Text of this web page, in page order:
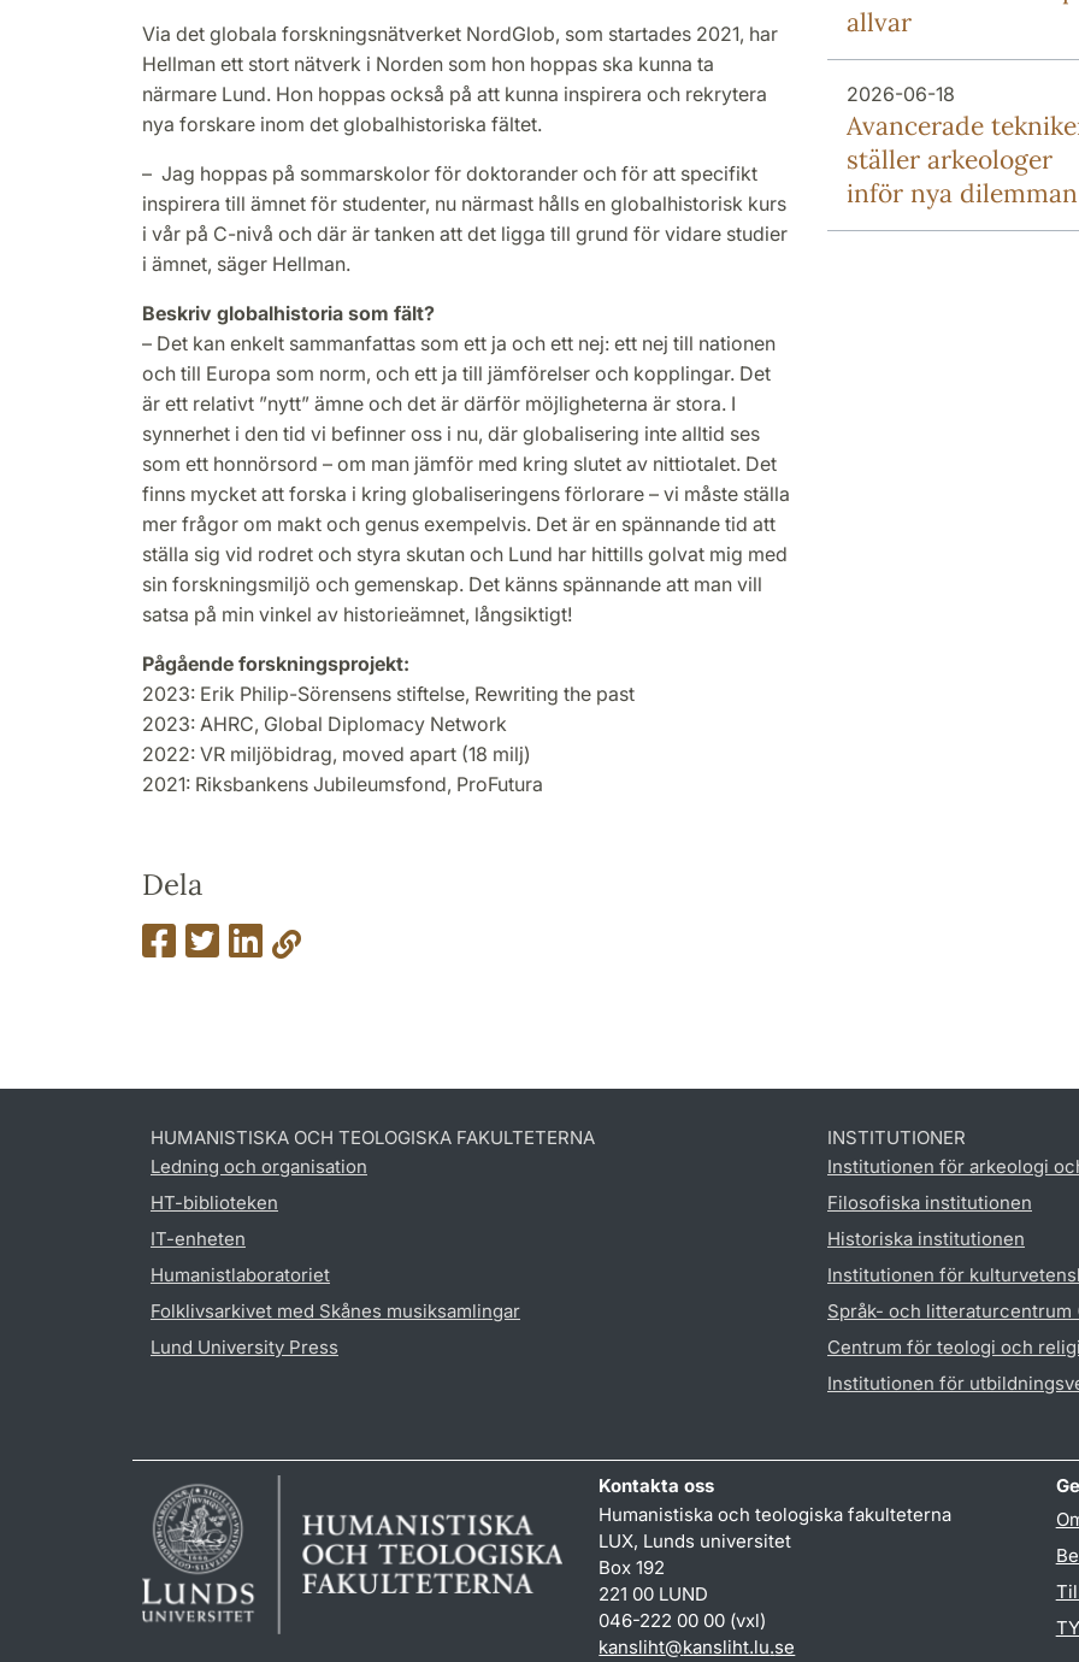
Via det globala forskningsnätverket NordGlob, som startades 2021, har
Hellman ett stort nätverk i Norden som hon hoppas ska kunna ta
närmare Lund. Hon hoppas också på att kunna inspirera och rekrytera
nya forskare inom det globalhistoriska fältet.
– Jag hoppas på sommarskolor för doktorander och för att specifikt
inspirera till ämnet för studenter, nu närmast hålls en globalhistorisk kurs
i vår på C-nivå och där är tanken att det ligga till grund för vidare studier
i ämnet, säger Hellman.
Beskriv globalhistoria som fält?
– Det kan enkelt sammanfattas som ett ja och ett nej: ett nej till nationen
och till Europa som norm, och ett ja till jämförelser och kopplingar. Det
är ett relativt ”nytt” ämne och det är därför möjligheterna är stora. I
synnerhet i den tid vi befinner oss i nu, där globalisering inte alltid ses
som ett honnörsord – om man jämför med kring slutet av nittiotalet. Det
finns mycket att forska i kring globaliseringens förlorare – vi måste ställa
mer frågor om makt och genus exempelvis. Det är en spännande tid att
ställa sig vid rodret och styra skutan och Lund har hittills golvat mig med
sin forskningsmiljö och gemenskap. Det känns spännande att man vill
satsa på min vinkel av historieämnet, långsiktigt!
Pågående forskningsprojekt:
2023: Erik Philip-Sörensens stiftelse, Rewriting the past
2023: AHRC, Global Diplomacy Network
2022: VR miljöbidrag, moved apart (18 milj)
2021: Riksbankens Jubileumsfond, ProFutura
Dela
allvar
2026-06-18
Avancerade
ställer arkeologer
inför nya dilemman
HUMANISTISKA OCH TEOLOGISKA FAKULTETERNA
Ledning och organisation
HT-biblioteken
IT-enheten
Humanistlaboratoriet
Folklivsarkivet med Skånes musiksamlingar
Lund University Press
INSTITUTIONER
Institutionen för arkeologi
Filosofiska institutionen
Historiska institutionen
Institutionen för
Språk- och litteraturcentrum
Centrum för teologi och
Institutionen för
Kontakta oss
Humanistiska och teologiska fakulteterna
LUX, Lunds universitet
Box 192
221 00 LUND
046-222 00 00 (vxl)
kansliht@kansliht.lu.se